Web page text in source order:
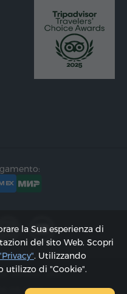
Service" Ltd;
la Sua esperienza di
del sito Web. Scopri
. Utilizzando
utilizzo di "Cookie".